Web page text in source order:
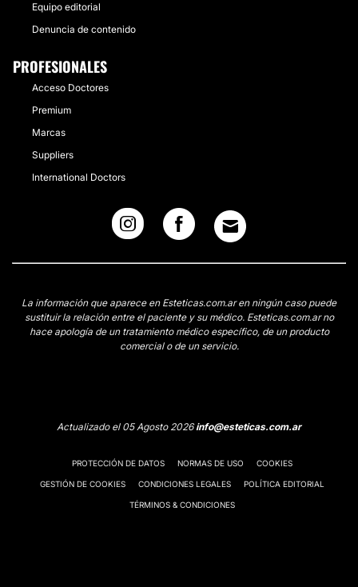
Equipo editorial
Denuncia de contenido
PROFESIONALES
Acceso Doctores
Premium
Marcas
Suppliers
International Doctors
La información que aparece en Esteticas.com.ar en ningún caso puede
sustituir la relación entre el paciente y su médico. Esteticas.com.ar no
hace apología de un tratamiento médico específico, de un producto
comercial o de un servicio.
Actualizado el 05 Agosto 2026info@esteticas.com.ar
PROTECCIÓN DE DATOS NORMAS DE USO COOKIES
GESTIÓN DE COOKIES CONDICIONES LEGALES POLÍTICA EDITORIAL
TÉRMINOS & CONDICIONES